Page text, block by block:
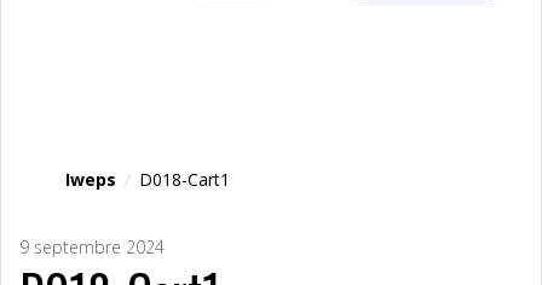
Iweps / D018-Cart1
9 septembre 2024